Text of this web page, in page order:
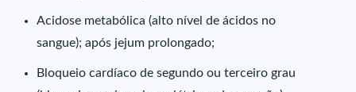
Acidose metabólica (alto nível de ácidos no
sangue); após jejum prolongado;
Bloqueio cardíaco de segundo ou terceiro grau